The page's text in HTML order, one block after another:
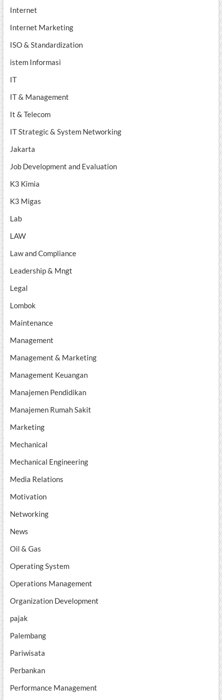
Internet
Internet Marketing
ISO & Standardization
istem Informasi
IT
IT & Management
It & Telecom
IT Strategic & System Networking
Jakarta
Job Development and Evaluation
K3 Kimia
K3 Migas
Lab
LAW
Law and Compliance
Leadership & Mngt
Legal
Lombok
Maintenance
Management
Management & Marketing
Management Keuangan
Manajemen Pendidikan
Manajemen Rumah Sakit
Marketing
Mechanical
Mechanical Engineering
Media Relations
Motivation
Networking
News
Oil & Gas
Operating System
Operations Management
Organization Development
pajak
Palembang
Pariwisata
Perbankan
Performance Management